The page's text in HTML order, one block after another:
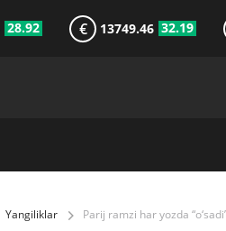
28.92 € 13749.46 32.19
Yangiliklar